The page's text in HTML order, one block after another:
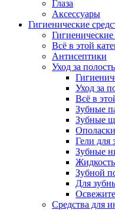
Глаза
Аксессуары
Гигиенические
Гигиенические
Всё в этой
Антисептики
Уход за
Уход за
Всё в
Зубные
Зубные
Гели для
Зубные
Зубной
Для
Средства для